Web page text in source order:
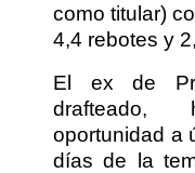
como titular)
4,4 rebotes y
El ex de
drafteado,
oportunidad a
días de la